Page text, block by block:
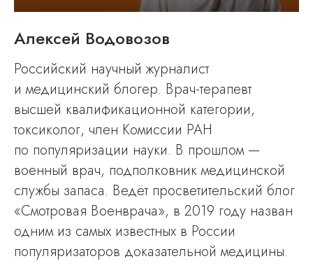
Алексей Водовозов
Российский научный журналист
и медицинский блогер. Врач-терапевт
высшей квалификационной категории,
токсиколог, член Комиссии РАН
по популяризации науки. В прошлом —
военный врач, подполковник медицинской
службы запаса. Ведёт просветительский блог
«Смотровая Военврача», в 2019 году назван
одним и з самых известных в России
популяризаторов доказательной медицины.